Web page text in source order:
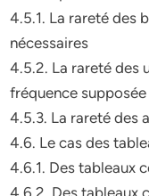
4.5.1. La rareté des
nécessaires
4.5.2. La rareté des
fréquence supposée
4.5.3. La rareté des
4.6. Le cas des
4.6.1. Des tableaux
4.6.2. Des tableaux